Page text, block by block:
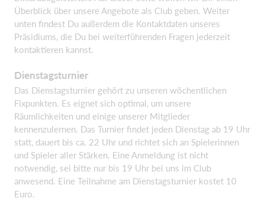
Überblick über unsere Angebote als Club geben. Weiter
unten findest Du außerdem die Kontaktdaten unseres
Präsidiums, die Du bei weiterführenden Fragen jederzeit
kontaktieren kannst.
Dienstagsturnier
Das Dienstagsturnier gehört zu unseren wöchentlichen
Fixpunkten. Es eignet sich optimal, um unsere
Räumlichkeiten und einige unserer Mitglieder
kennenzulernen. Das Turnier findet jeden Dienstag ab 19 Uhr
statt, dauert bis ca. 22 Uhr und richtet sich an Spielerinnen
und Spieler aller Stärken. Eine Anmeldung ist nicht
notwendig, sei bitte nur bis 19 Uhr bei uns im Club
anwesend. Eine Teilnahme am Dienstagsturnier kostet 10
Euro.